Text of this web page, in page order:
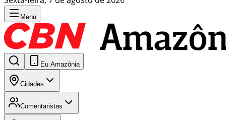
Menu
Eu Amazônia
Cidades
Comentaristas